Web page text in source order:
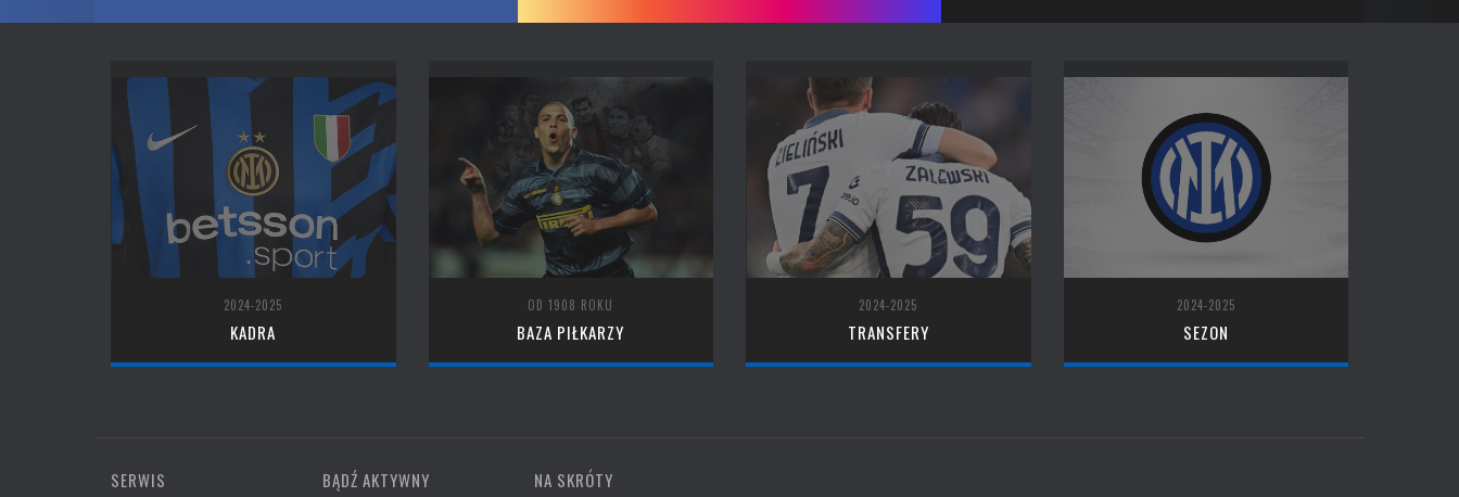
2024-2025
KADRA
OD 1908 ROKU
BAZA PIŁKARZY
2024-2025
TRANSFERY
2024-2025
SEZON
SERWIS BĄDŹ AKTYWNY NA SKRÓTY